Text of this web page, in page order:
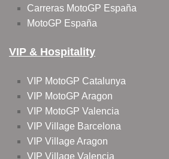
Carreras MotoGP España
MotoGP España
VIP & Hospitality
VIP MotoGP Catalunya
VIP MotoGP Aragon
VIP MotoGP Valencia
VIP Village Barcelona
VIP Village Aragon
VIP Village Valencia